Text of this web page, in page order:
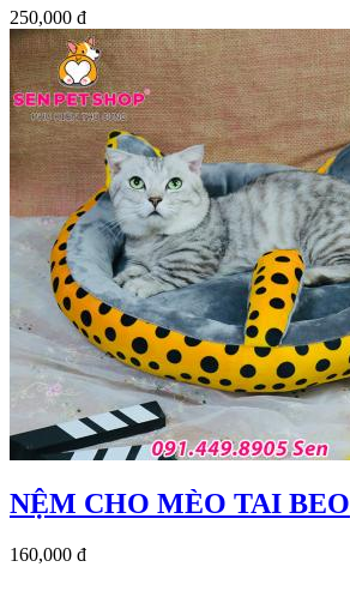
250,000 đ
NỆM CHO MÈO TAI BEO
160,000 đ